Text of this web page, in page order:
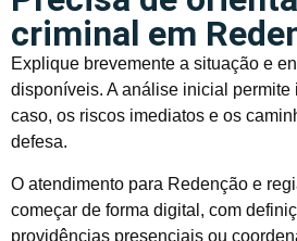
criminal em
Explique brevemente a situação e
disponíveis. A análise inicial permite
caso, os riscos imediatos e os
defesa.
O atendimento para Redenção e
começar de forma digital, com
providências presenciais ou